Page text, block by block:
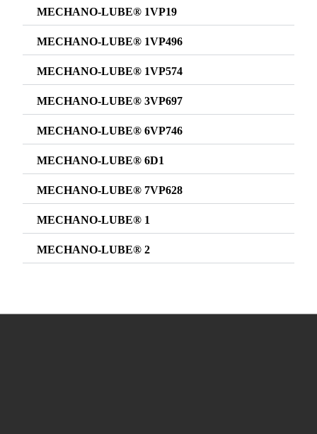
MECHANO-LUBE® 1VP19
MECHANO-LUBE® 1VP496
MECHANO-LUBE® 1VP574
MECHANO-LUBE® 3VP697
MECHANO-LUBE® 6VP746
MECHANO-LUBE® 6D1
MECHANO-LUBE® 7VP628
MECHANO-LUBE® 1
MECHANO-LUBE® 2